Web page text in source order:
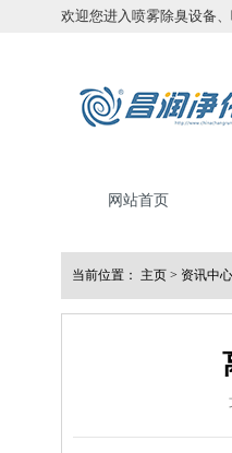
欢迎您进入喷雾除臭设备
网站首页
当前位置： 主页 > 资讯中心